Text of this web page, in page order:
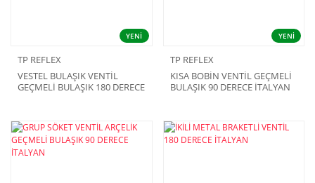
YENİ
TP REFLEX
VESTEL BULAŞIK VENTİL
GEÇMELİ BULAŞIK 180 DERECE
YENİ
TP REFLEX
KISA BOBİN VENTİL GEÇMELİ
BULAŞIK 90 DERECE İTALYAN